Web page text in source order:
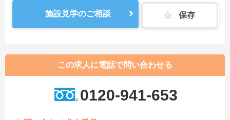
施設見学のご相談 保存
この求人に電話で問い合わせる
0120-941-653